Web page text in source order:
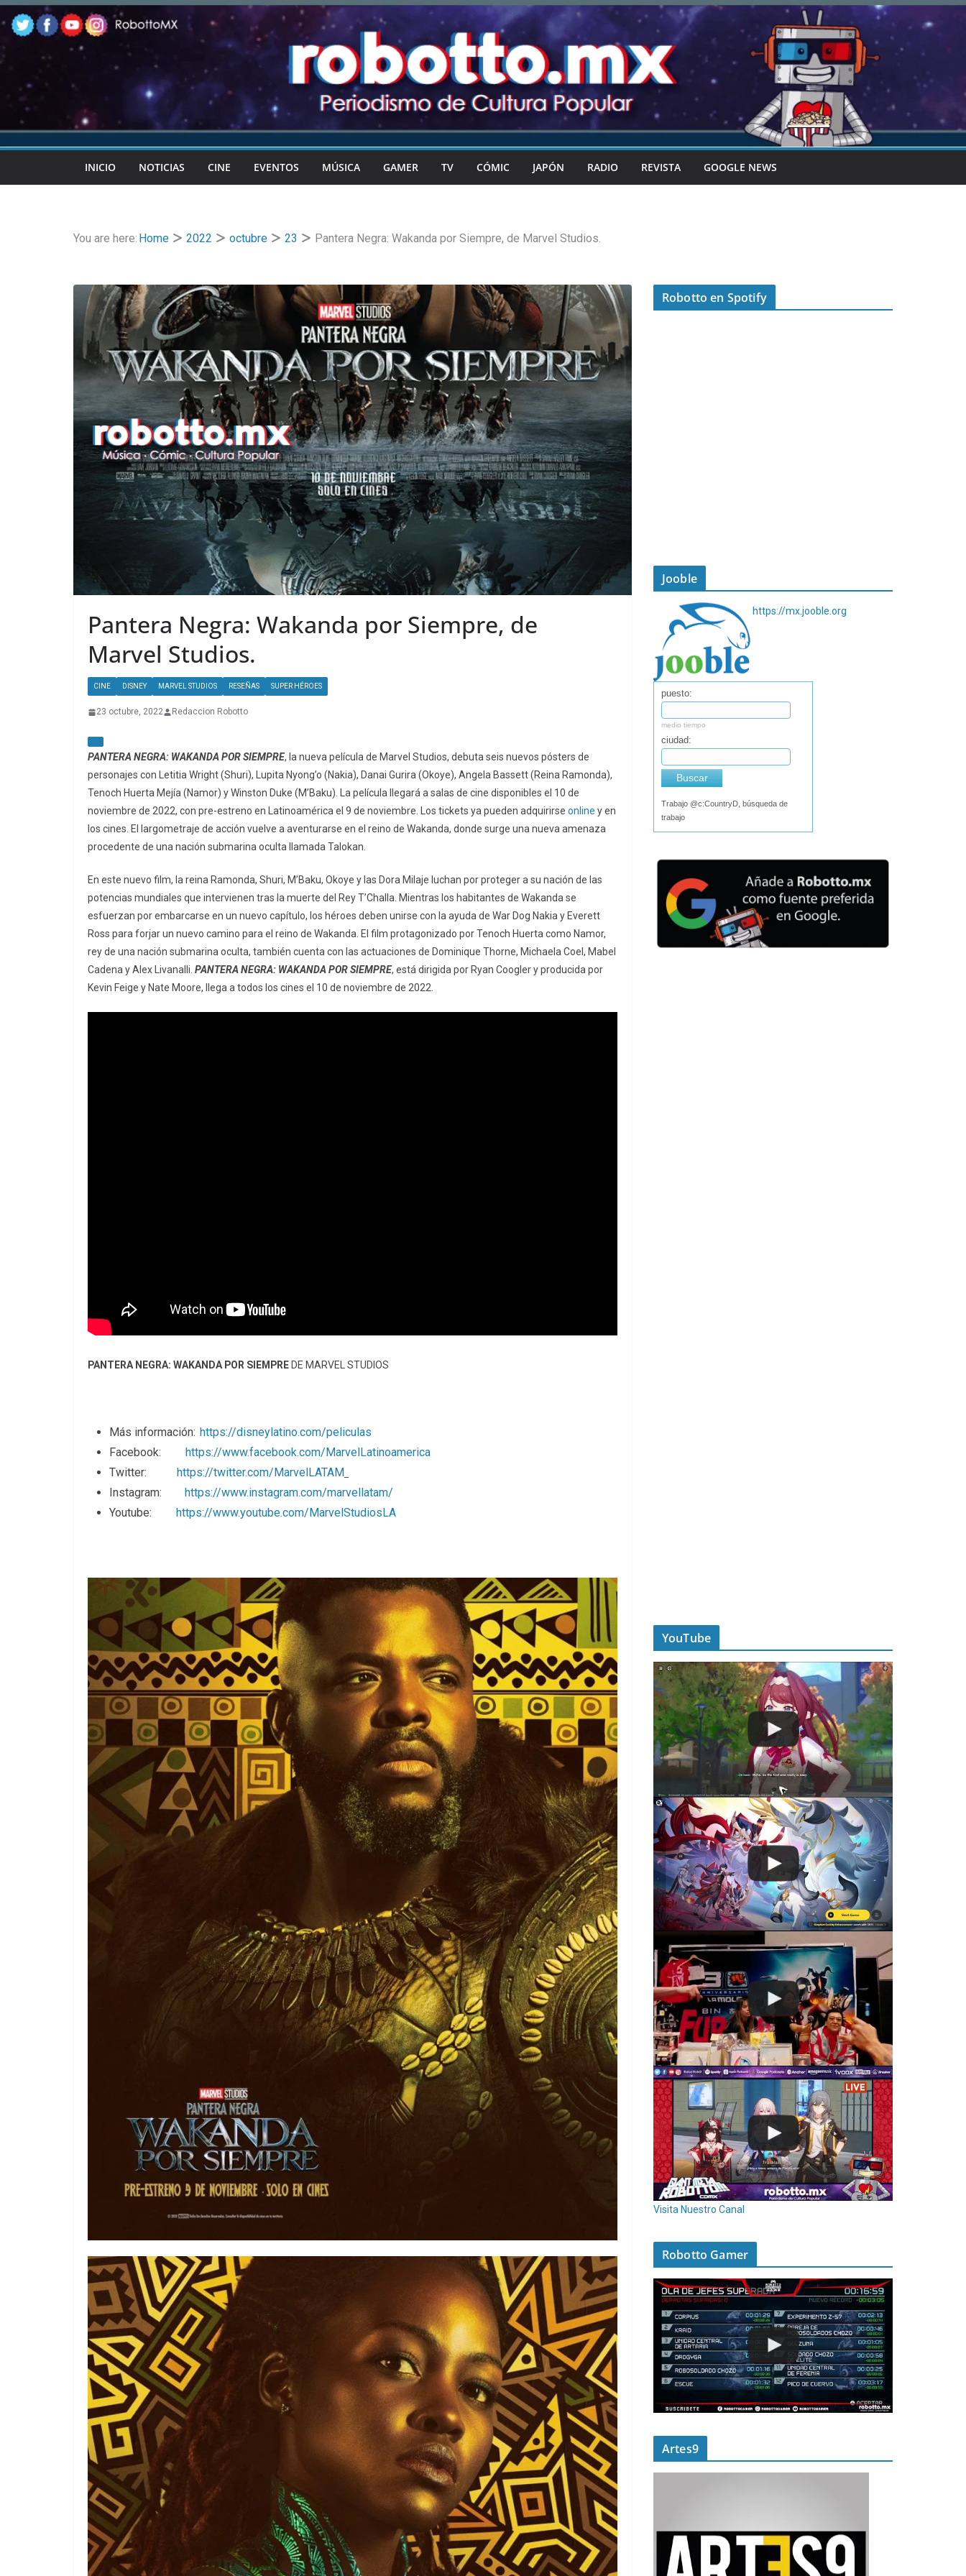
Skip
to
content
INICIO NOTICIAS CINE EVENTOS MÚSICA GAMER TV CÓMIC JAPÓN RADIO REVISTA GOOGLE NEWS
You are here: Home 2022 octubre 23 Pantera Negra: Wakanda por Siempre, de Marvel Studios.
Pantera Negra: Wakanda por Siempre, de
Marvel Studios.
CINE DISNEY MARVEL STUDIOS RESEÑAS SUPER HÉROES
23 octubre, 2022 Redaccion Robotto
PANTERA NEGRA: WAKANDA POR SIEMPRE, la nueva película de Marvel Studios, debuta seis nuevos pósters de
personajes con Letitia Wright (Shuri), Lupita Nyong’o (Nakia), Danai Gurira (Okoye), Angela Bassett (Reina Ramonda),
Tenoch Huerta Mejía (Namor) y Winston Duke (M’Baku). La película llegará a salas de cine disponibles el 10 de
noviembre de 2022, con pre-estreno en Latinoamérica el 9 de noviembre. Los tickets ya pueden adquirirse online y en
los cines. El largometraje de acción vuelve a aventurarse en el reino de Wakanda, donde surge una nueva amenaza
procedente de una nación submarina oculta llamada Talokan.
En este nuevo film, la reina Ramonda, Shuri, M’Baku, Okoye y las Dora Milaje luchan por proteger a su nación de las
potencias mundiales que intervienen tras la muerte del Rey T’Challa. Mientras los habitantes de Wakanda se
esfuerzan por embarcarse en un nuevo capítulo, los héroes deben unirse con la ayuda de War Dog Nakia y Everett
Ross para forjar un nuevo camino para el reino de Wakanda. El film protagonizado por Tenoch Huerta como Namor,
rey de una nación submarina oculta, también cuenta con las actuaciones de Dominique Thorne, Michaela Coel, Mabel
Cadena y Alex Livanalli. PANTERA NEGRA: WAKANDA POR SIEMPRE, está dirigida por Ryan Coogler y producida por
Kevin Feige y Nate Moore, llega a todos los cines el 10 de noviembre de 2022.
PANTERA NEGRA: WAKANDA POR SIEMPRE DE MARVEL STUDIOS
Más información: https://disneylatino.com/peliculas
Facebook:
https://www.facebook.com/MarvelLatinoamerica
Twitter:
https://twitter.com/MarvelLATAM
Instagram:
https://www.instagram.com/marvellatam/
Youtube:
https://www.youtube.com/MarvelStudiosLA
Robotto en Spotify
Jooble
https://mx.jooble.org
puesto:
medio tiempo
ciudad:
Buscar
Trabajo @c:CountryD, búsqueda de
trabajo
YouTube
Visita Nuestro Canal
Robotto Gamer
Artes9